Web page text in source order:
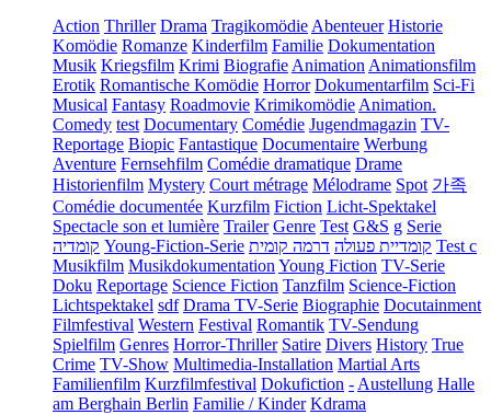
Action Thriller Drama Tragikomödie Abenteuer Historie
Komödie Romanze Kinderfilm Familie Dokumentation
Musik Kriegsfilm Krimi Biografie Animation Animationsfilm
Erotik Romantische Komödie Horror Dokumentarfilm Sci-Fi
Musical Fantasy Roadmovie Krimikomödie Animation.
Comedy test Documentary Comédie Jugendmagazin TV-
Reportage Biopic Fantastique Documentaire Werbung
Aventure Fernsehfilm Comédie dramatique Drame
Historienfilm Mystery Court métrage Mélodrame Spot 가족
Comédie documentée Kurzfilm Fiction Licht-Spektakel
Spectacle son et lumière Trailer Genre Test G&S g Serie
קומדיה Young-Fiction-Serie קומדיית פעולה דרמה קומית
Test c
Musikfilm Musikdokumentation Young Fiction TV-Serie
Doku Reportage Science Fiction Tanzfilm Science-Fiction
Lichtspektakel sdf Drama TV-Serie Biographie Docutainment
Filmfestival Western Festival Romantik TV-Sendung
Spielfilm Genres Horror-Thriller Satire Divers History True
Crime TV-Show Multimedia-Installation Martial Arts
Familienfilm Kurzfilmfestival Dokufiction - Austellung Halle
am Berghain Berlin Familie / Kinder Kdrama